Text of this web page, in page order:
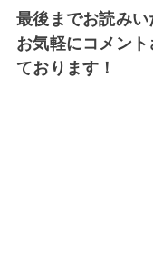
最後までお読みい
お気軽にコメン
ております！